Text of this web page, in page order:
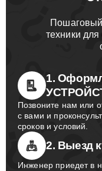
техники для
1.
Позвоните нам или
с вами и
сроков и условий.
2. Выезд
Инженер приедет в